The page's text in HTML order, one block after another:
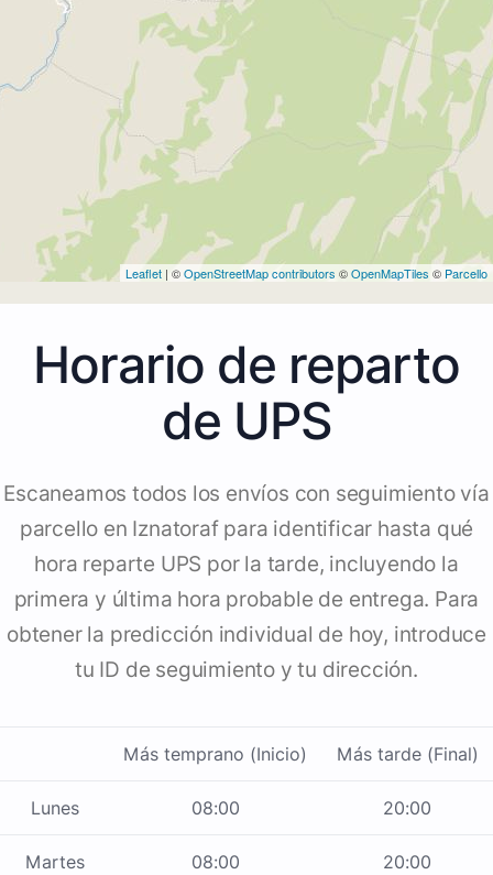
Leaflet | ©OpenStreetMap contributors ©OpenMapTiles © Parcello
Horario de reparto
de UPS
Escaneamos todos los envíos con seguimiento vía
parcello en Iznatoraf para identificar hasta qué
hora reparte UPS por la tarde, incluyendo la
primera y última hora probable de entrega. Para
obtener la predicción individual de hoy, introduce
tu ID de seguimiento y tu dirección.
Más temprano (Inicio) Más tarde (Final)
Lunes 08:00 20:00
Martes 08:00 20:00